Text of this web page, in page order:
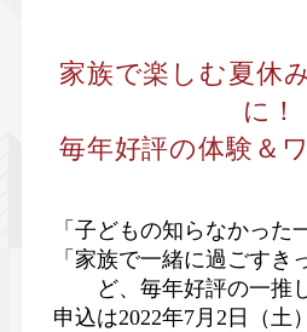
家族で楽しむ夏休
に！
毎年好評の体験＆
「子どもの知らなかった
「家族で一緒に過ごすき
ど、毎年好評の一推
申込は2022年7月2日（土